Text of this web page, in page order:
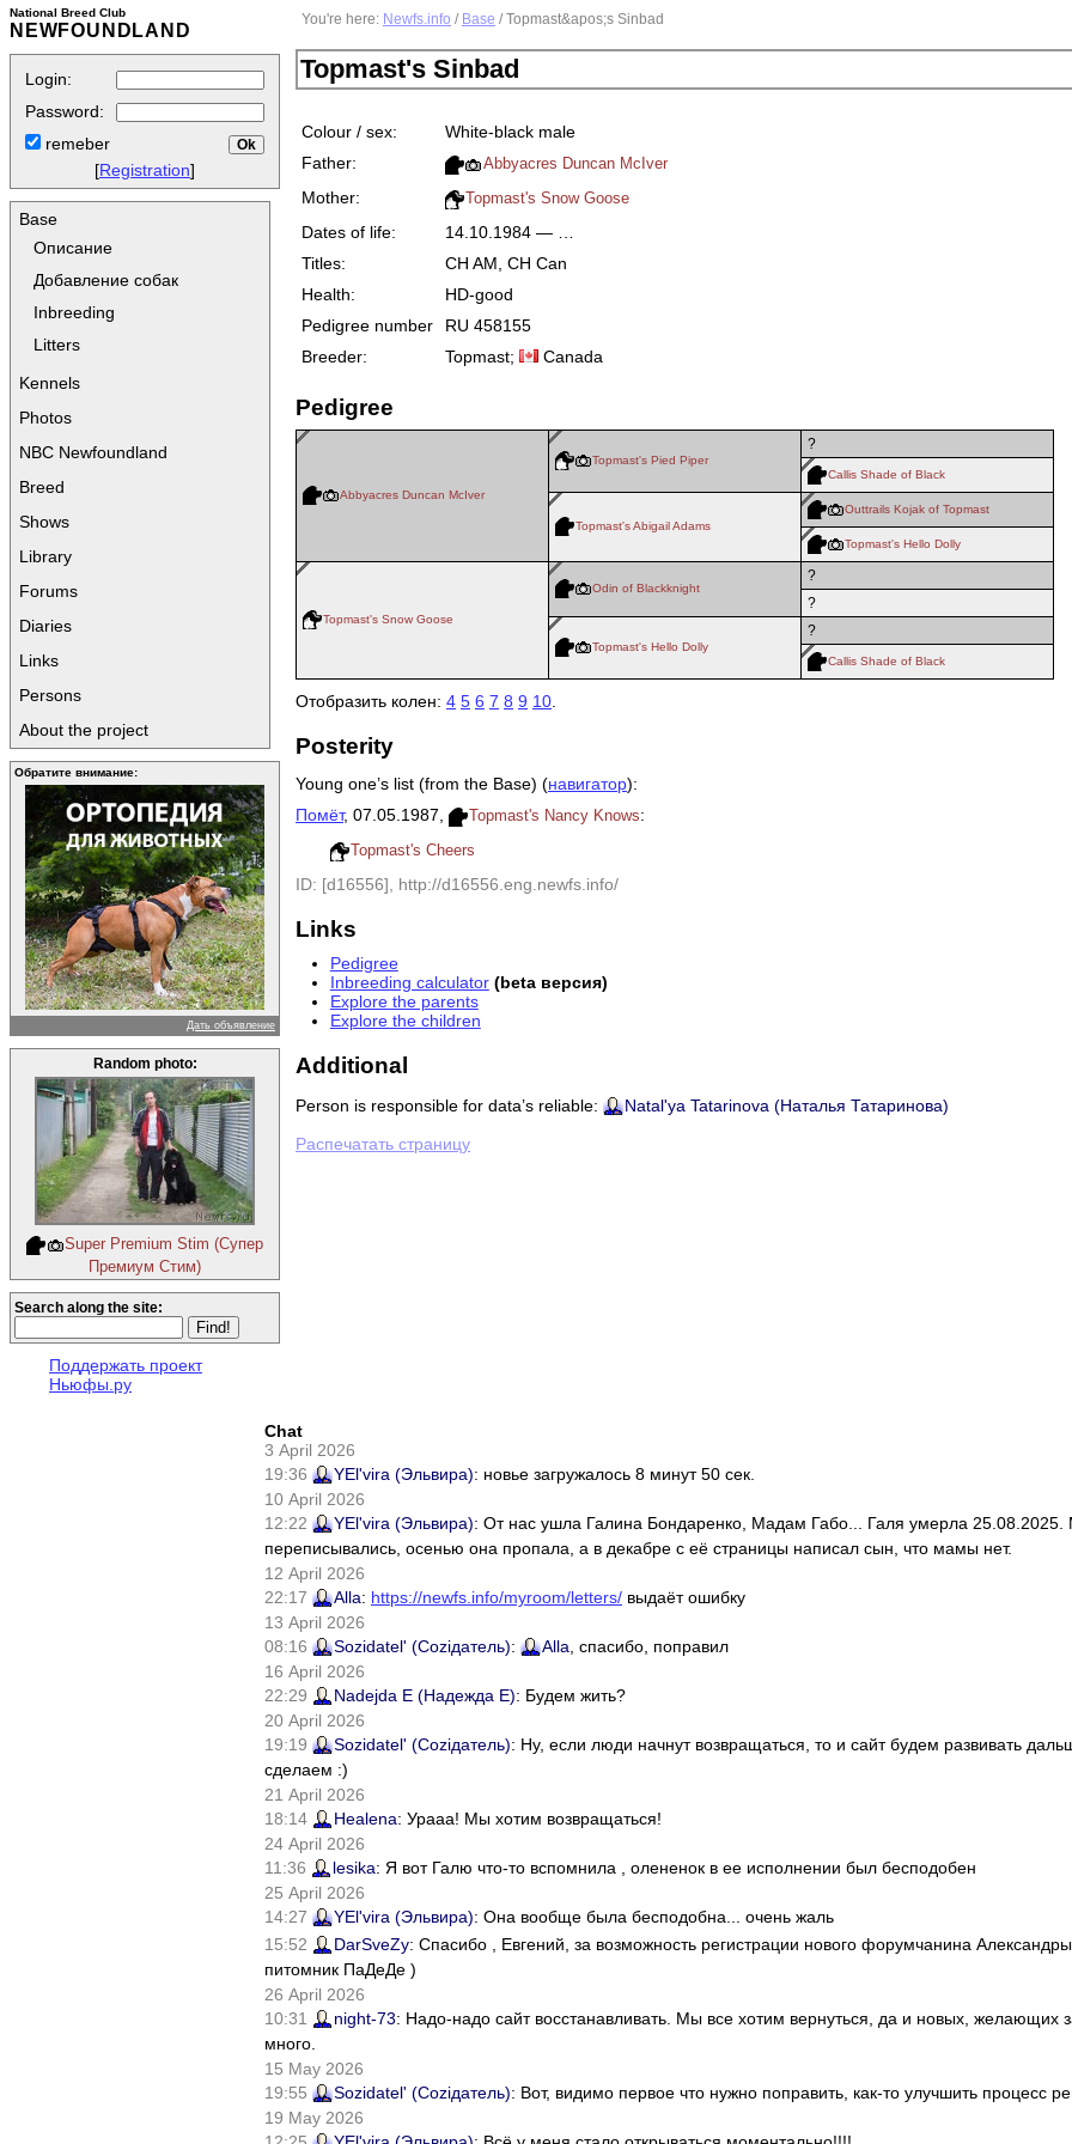
National Breed Club
NEWFOUNDLAND
Login:
Password:
remeber
[Registration]
Base
Описание
Добавление собак
Inbreeding
Litters
Kennels
Photos
NBC Newfoundland
Breed
Shows
Library
Forums
Diaries
Links
Persons
About the project
Обратите внимание:
Дать объявление
Random photo:
Super Premium Stim (Супер
Премиум Стим)
Search along the site:
Поддержать проект
Ньюфы.ру
You're here: Newfs.info / Base / Topmast&apos;s Sinbad
Topmast's Sinbad
Colour / sex:
White-black male
Father:
Abbyacres Duncan McIver
Mother: Topmast's Snow Goose
Dates of life:
14.10.1984 — …
Titles:
CH AM, CH Can
Health:
HD-good
Pedigree number
RU 458155
Breeder:
Topmast; Canada
Pedigree
Abbyacres Duncan McIver
Topmast's Pied Piper
?
Callis Shade of Black
Topmast's Abigail Adams
Outtrails Kojak of Topmast
Topmast's Hello Dolly
Topmast's Snow Goose
Odin of Blackknight
?
?
Topmast's Hello Dolly
?
Callis Shade of Black
Отобразить колен: 4 5 6 7 8 9 10.
Posterity
Young one’s list (from the Base) (навигатор):
Помёт, 07.05.1987, Topmast's Nancy Knows:
Topmast's Cheers
ID: [d16556], http://d16556.eng.newfs.info/
Links
Pedigree
Inbreeding calculator (beta версия)
Explore the parents
Explore the children
Additional
Person is responsible for data’s reliable: Natal'ya Tatarinova (Наталья Татаринова)
Распечатать страницу
Chat
3 April 2026
19:36
YEl'vira (Эльвира): новье загружалось 8 минут 50 сек.
10 April 2026
12:22
YEl'vira (Эльвира): От нас ушла Галина Бондаренко, Мадам Габо... Галя умерла
переписывались, осенью она пропала, а в декабре с её страницы написал сын, что мамы нет.
12 April 2026
22:17
Alla: https://newfs.info/myroom/letters/ выдаёт ошибку
13 April 2026
08:16
Sozidatel' (Соziдатель): Alla , спасибо, поправил
16 April 2026
22:29
Nadejda E (Надежда Е): Будем жить?
20 April 2026
19:19
Sozidatel' (Соziдатель): Ну, если люди начнут возвращаться, то и сайт будем развивать
сделаем :)
21 April 2026
18:14
Healena: Урааа! Мы хотим возвращаться!
24 April 2026
11:36
lesika: Я вот Галю что-то вспомнила , олененок в ее исполнении был бесподобен
25 April 2026
14:27
YEl'vira (Эльвира): Она вообще была бесподобна... очень жаль
15:52
DarSveZy: Спасибо , Евгений, за возможность регистрации нового форумчанина
питомник ПаДеДе )
26 April 2026
10:31
night-73: Надо-надо сайт восстанавливать. Мы все хотим вернуться, да и новых, желающих
много.
15 May 2026
19:55
Sozidatel' (Соziдатель): Вот, видимо первое что нужно поправить, как-то улучшить процесс
19 May 2026